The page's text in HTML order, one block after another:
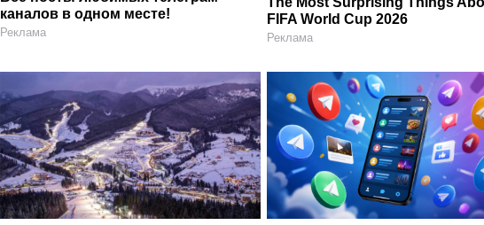
каналов в одном месте!
Реклама
FIFA World Cup 2026
Реклама